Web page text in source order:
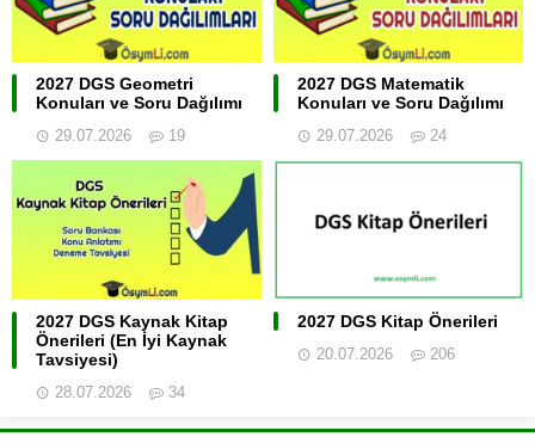
2027 DGS Geometri
Konuları ve Soru Dağılımı
29.07.2026 19
2027 DGS Matematik
Konuları ve Soru Dağılımı
29.07.2026 24
2027 DGS Kaynak Kitap
Önerileri (En İyi Kaynak
Tavsiyesi)
28.07.2026 34
2027 DGS Kitap Önerileri
20.07.2026 206